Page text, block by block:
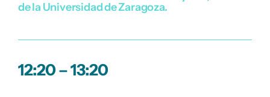
de la Universidad de Zaragoza.
12:20 – 13:20